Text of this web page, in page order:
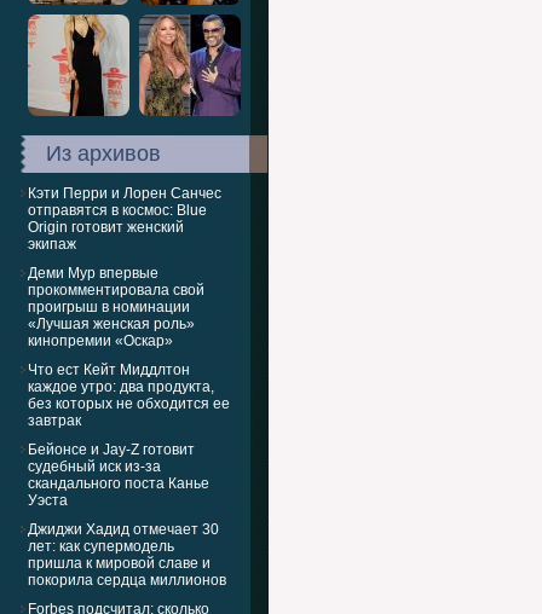
Из архивов
Кэти Перри и Лорен Санчес
отправятся в космос: Blue
Origin готовит женский
экипаж
Деми Мур впервые
прокомментировала свой
проигрыш в номинации
«Лучшая женская роль»
кинопремии «Оскар»
Что ест Кейт Миддлтон
каждое утро: два продукта,
без которых не обходится ее
завтрак
Бейонсе и Jay-Z готовит
судебный иск из-за
скандального поста Канье
Уэста
Джиджи Хадид отмечает 30
лет: как супермодель
пришла к мировой славе и
покорила сердца миллионов
Forbes подсчитал: сколько